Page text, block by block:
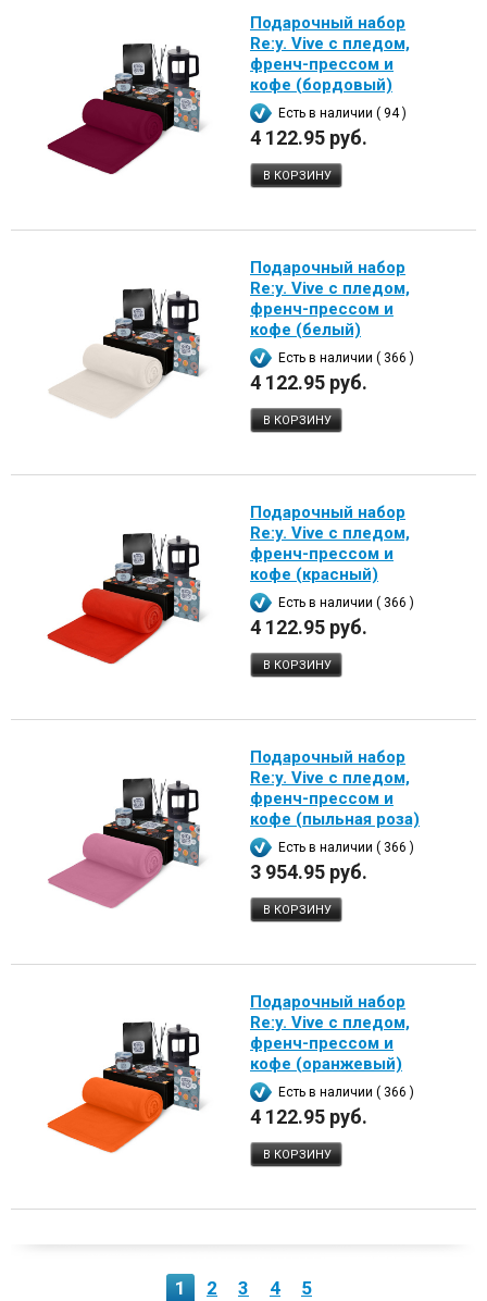
Подарочный набор
Re:y. Vive с пледом,
френч-прессом и
кофе (бордовый)
Есть в наличии ( 94 )
4 122.95 руб.
В КОРЗИНУ
Подарочный набор
Re:y. Vive с пледом,
френч-прессом и
кофе (белый)
Есть в наличии ( 366 )
4 122.95 руб.
В КОРЗИНУ
Подарочный набор
Re:y. Vive с пледом,
френч-прессом и
кофе (красный)
Есть в наличии ( 366 )
4 122.95 руб.
В КОРЗИНУ
Подарочный набор
Re:y. Vive с пледом,
френч-прессом и
кофе (пыльная роза)
Есть в наличии ( 366 )
3 954.95 руб.
В КОРЗИНУ
Подарочный набор
Re:y. Vive с пледом,
френч-прессом и
кофе (оранжевый)
Есть в наличии ( 366 )
4 122.95 руб.
В КОРЗИНУ
1 2 3 4 5